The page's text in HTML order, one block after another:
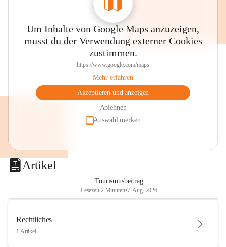
Um Inhalte von Google Maps anzuzeigen,
musst du der Verwendung externer Cookies
zustimmen.
https://www.google.com/maps
Mehr erfahren
Akzeptieren und anzeigen
Ablehnen
Auswahl merken
Artikel
Tourismusbeitrag
Lesezeit 2 Minuten•7. Aug. 2026
Rechtliches
1 Artikel